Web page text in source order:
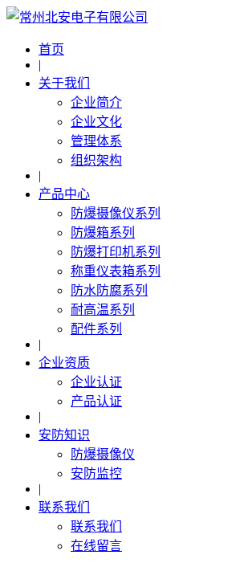
首页
|
关于我们
企业简介
企业文化
管理体系
组织架构
|
产品中心
防爆摄像仪系列
防爆箱系列
防爆打印机系列
称重仪表箱系列
防水防腐系列
耐高温系列
配件系列
|
企业资质
企业认证
产品认证
|
安防知识
防爆摄像仪
安防监控
|
联系我们
联系我们
在线留言